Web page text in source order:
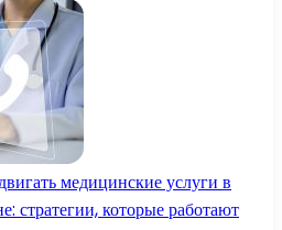
медицинские услуги в
стратегии, которые работают